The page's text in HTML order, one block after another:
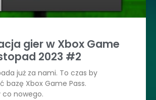
gier w Xbox Game
2023 #2
już za nami. To czas by
bazę Xbox Game Pass.
co nowego.